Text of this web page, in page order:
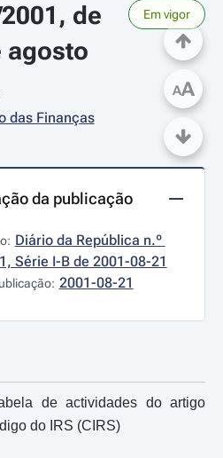
de
agosto
Em vigor
das Finanças
da publicação
Diário da República n.º
Série I-B de 2001-08-21
2001-08-21
de actividades do artigo
do IRS (CIRS)
AA